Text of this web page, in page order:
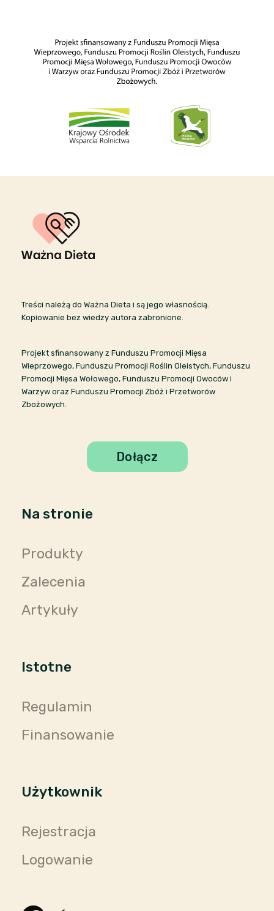
Treści należą do Ważna Dieta i są jego własnością.
Kopiowanie bez wiedzy autora zabronione.
Projekt sfinansowany z Funduszu Promocji Mięsa
Wieprzowego, Funduszu Promocji Roślin Oleistych, Funduszu
Promocji Mięsa Wołowego, Funduszu Promocji Owoców i
Warzyw oraz Funduszu Promocji Zbóż i Przetworów
Zbożowych.
Dołącz
Na stronie
Produkty
Zalecenia
Artykuły
Istotne
Regulamin
Finansowanie
Użytkownik
Rejestracja
Logowanie